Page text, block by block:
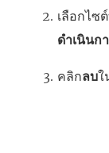
เลือกไซ
ดำเนินก
คลิกลบใ